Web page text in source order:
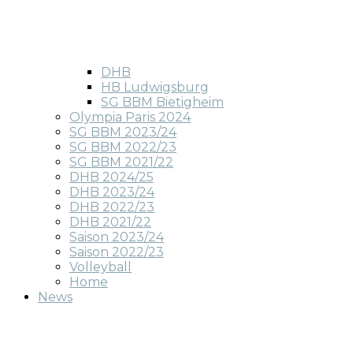
DHB
HB Ludwigsburg
SG BBM Bietigheim
Olympia Paris 2024
SG BBM 2023/24
SG BBM 2022/23
SG BBM 2021/22
DHB 2024/25
DHB 2023/24
DHB 2022/23
DHB 2021/22
Saison 2023/24
Saison 2022/23
Volleyball
Home
News